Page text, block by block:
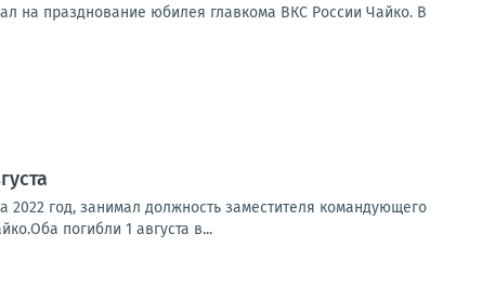
на празднование юбилея главкома ВКС России Чайко. В
год, занимал должность заместителя командующего
погибли 1 августа в...